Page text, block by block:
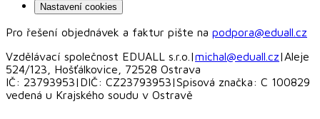
Nastavení cookies
Pro řešení objednávek a faktur pište na podpora@eduall.cz
Vzdělávací společnost EDUALL s.r.o. |michal@eduall.cz|Aleje
524/123, Hošťálkovice, 72528 Ostrava
IČ: 23793953| DIČ: CZ23793953|Spisová značka: C 100829
vedená u Krajského soudu v Ostravě